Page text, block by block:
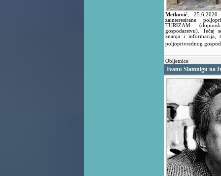
Metković
zainteresirane
TURIZAM
gospodarstvu). Tečaj
znanja i informacija,
poljoprivrednog
Obljetnice
Ivanu Slamnigu na